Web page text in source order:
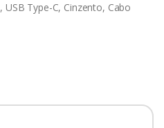
USB Type-C, Cinzento, Cabo